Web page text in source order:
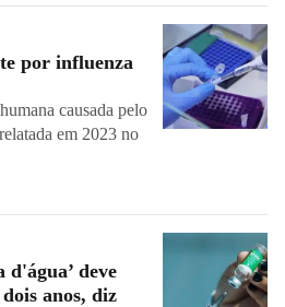
por influenza
causada pelo
em 2023 no
deve
anos, diz